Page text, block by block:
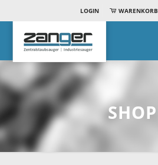
LOGIN WARENKORB
SHOP